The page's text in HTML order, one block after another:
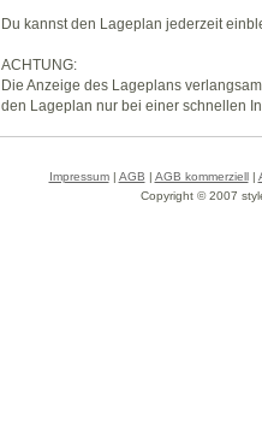
Du kannst den Lageplan jederzeit
ACHTUNG:
Die Anzeige des Lageplans
den Lageplan nur bei einer schnellen
Impressum| AGB | AGB kommerziell|
Copyright © 2007